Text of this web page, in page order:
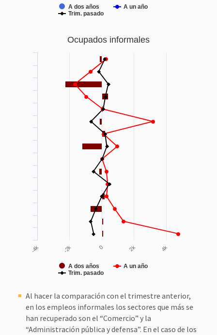
A dos años
A un año
Trim. pasado
Ocupados informales
A dos años
A un año
Trim. pasado
-4k -2k 0 2k 4k
Al hacer la comparación con el trimestre anterior,
en los empleos informales los sectores que más se
han recuperado son el “Comercio” y la
“Administración pública y defensa”. En el caso de los